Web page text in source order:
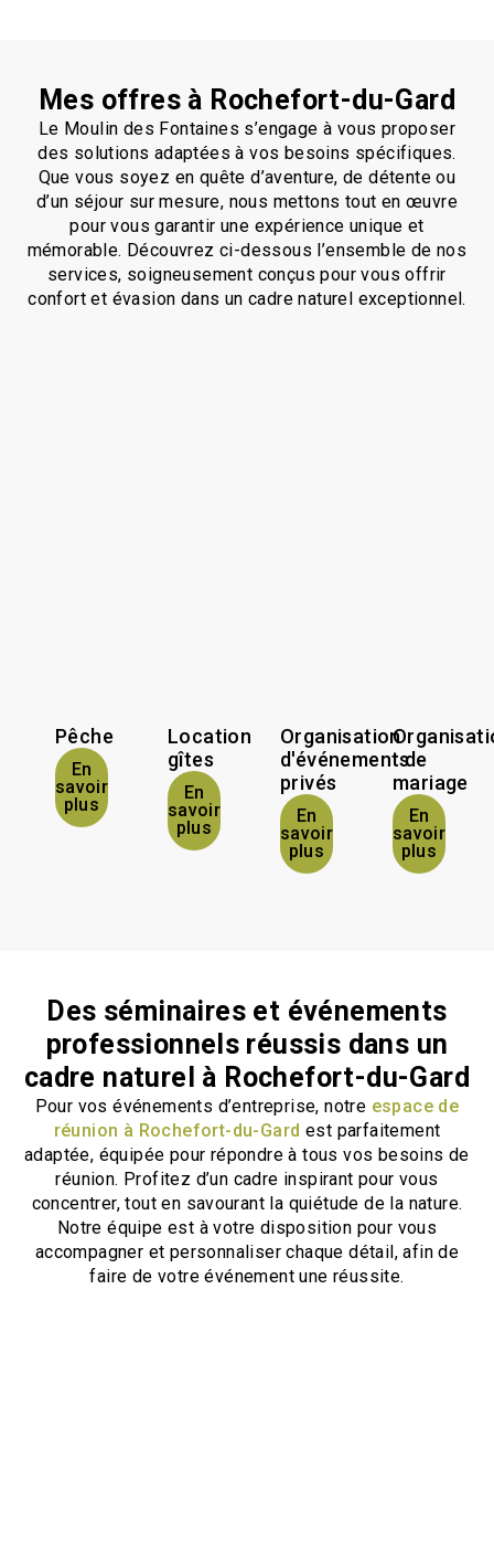
Mes offres à Rochefort-du-Gard
Le Moulin des Fontaines s’engage à vous proposer
des solutions adaptées à vos besoins spécifiques.
Que vous soyez en quête d’aventure, de détente ou
d’un séjour sur mesure, nous mettons tout en œuvre
pour vous garantir une expérience unique et
mémorable. Découvrez ci-dessous l’ensemble de nos
services, soigneusement conçus pour vous offrir
confort et évasion dans un cadre naturel exceptionnel.
Pêche
En
savoir
plus
Location
gîtes
En
savoir
plus
Organisation
d'événements
privés
En
savoir
plus
de
mariage
En
savoir
plus
Des séminaires et événements
professionnels réussis dans un
cadre naturel à Rochefort-du-Gard
Pour vos événements d’entreprise, notre espace de
réunion à Rochefort-du-Gard est parfaitement
adaptée, équipée pour répondre à tous vos besoins de
réunion. Profitez d’un cadre inspirant pour vous
concentrer, tout en savourant la quiétude de la nature.
Notre équipe est à votre disposition pour vous
accompagner et personnaliser chaque détail, afin de
faire de votre événement une réussite.